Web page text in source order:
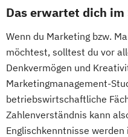
Das erwartet dich
Wenn du Marketing bzw.
möchtest, solltest du vor
Denkvermögen und
Marketingmanagement-
betriebswirtschaftliche
Zahlenverständnis kann
Englischkenntnisse